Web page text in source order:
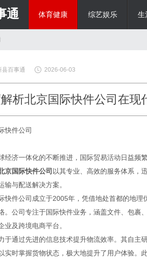
通 体育健康 综艺娱乐 生
县百事通 2026-06-03
析北京国际快件公司在现
快件公司
经济一体化的不断推进，国际贸易活动日益频
京国际快件公司 以其专业、高效的服务体系，
输与配送解决方案。
快件公司成立于2005年，凭借地处首都的地
。公司专注于国际快件业务，涵盖文件、包裹
业及跨境电商平台。
于通过先进的信息技术提升物流效率。其自主
实时掌握货物状态，极大地提升了用户体验。